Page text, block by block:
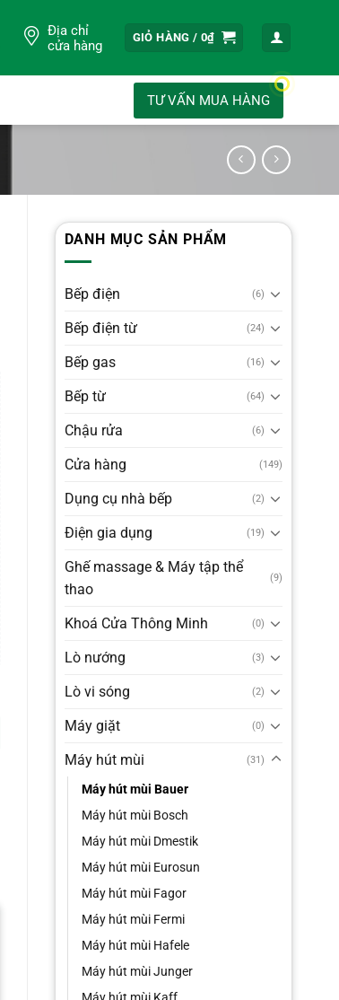
Địa chỉ
cửa hàng
GIỎ HÀNG / 0₫
TƯ VẤN MUA HÀNG
DANH MỤC SẢN PHẨM
Bếp điện (6)
Bếp điện từ (24)
Bếp gas (16)
Bếp từ (64)
Chậu rửa (6)
Cửa hàng (149)
Dụng cụ nhà bếp (2)
Điện gia dụng (19)
Ghế massage & Máy tập thể
thao
(9)
Khoá Cửa Thông Minh (0)
Lò nướng (3)
Lò vi sóng (2)
Máy giặt (0)
Máy hút mùi (31)
Máy hút mùi Bauer
Máy hút mùi Bosch
Máy hút mùi Dmestik
Máy hút mùi Eurosun
Máy hút mùi Fagor
Máy hút mùi Fermi
Máy hút mùi Hafele
Máy hút mùi Junger